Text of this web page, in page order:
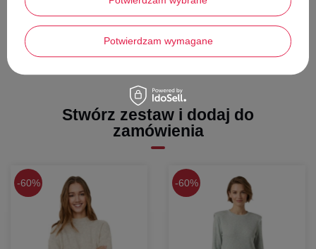
chłodem, nie powodując uczucia ucisku czy dyskomfortu.
Minimalistyczne wykończenie:Brak zbędnych ozdobników
sprawia, że model ten jest ponadczasowy i nigdy nie wychodzi z
mody.
Pokaż więcej
Stwórz zestaw i dodaj do
zamówienia
60% 60%
Potwierdzam wymagane